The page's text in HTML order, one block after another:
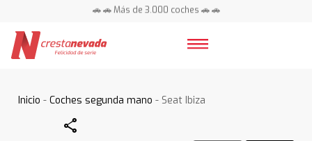
🚗 🚗 Más de 3.000 coches 🚗 🚗
Inicio -Coches segunda mano - Seat Ibiza
Share